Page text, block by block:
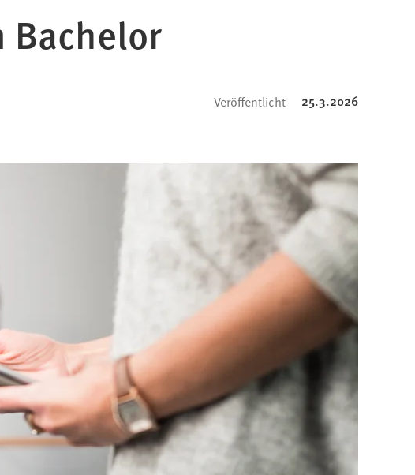
Bachelor
Veröffentlicht 25.3.2026